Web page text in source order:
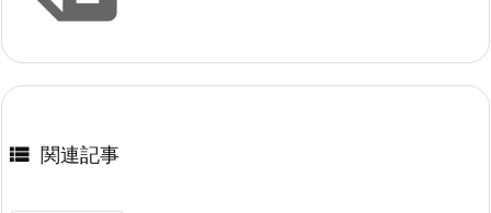
 関連記事